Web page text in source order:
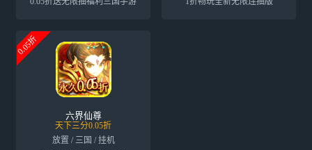
0.05折
六界仙尊
天下三分0.05折
放置 / 三国 / 挂机